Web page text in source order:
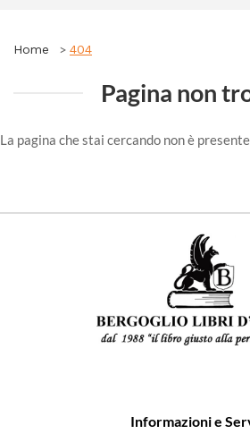
Home 404
Pagina non
La pagina che stai cercando non è
Informazioni e